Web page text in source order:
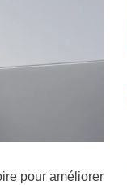
pour améliorer